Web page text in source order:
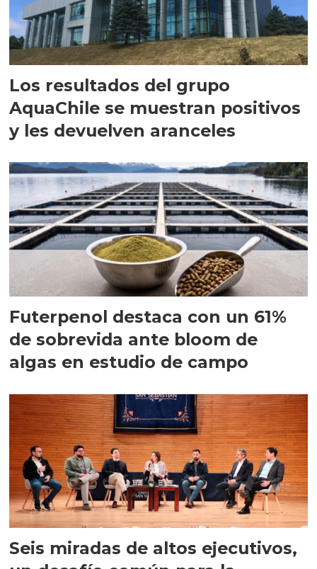
Los resultados del grupo
AquaChile se muestran positivos
y les devuelven aranceles
Futerpenol destaca con un 61%
de sobrevida ante bloom de
algas en estudio de campo
Seis miradas de altos ejecutivos,